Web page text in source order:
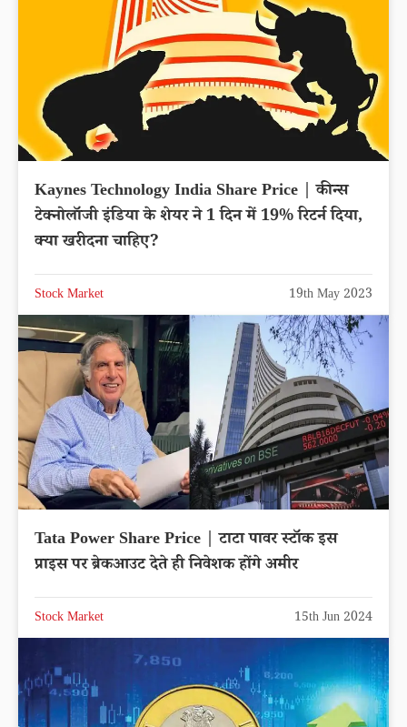
Kaynes Technology India Share Price | कीन्स
टेक्नोलॉजी इंडिया के शेयर ने 1 दिन में 19% रिटर्न दिया,
क्या खरीदना चाहिए?
Stock Market 19th May 2023
Tata Power Share Price | टाटा पावर स्टॉक इस
प्राइस पर ब्रेकआउट देते ही निवेशक होंगे अमीर
Stock Market 15th Jun 2024